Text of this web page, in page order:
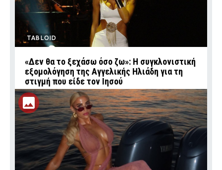
TABLOID
«Δεν θα το ξεχάσω όσο ζω»: Η συγκλονιστική
εξομολόγηση της Αγγελικής Ηλιάδη για τη
στιγμή που είδε τον Ιησού